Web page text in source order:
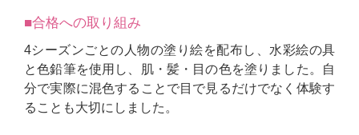
■合格への取り組み
4シーズンごとの人物の塗り絵を配布し、水彩絵の具
と色鉛筆を使用し、肌・髪・目の色を塗りました。自
分で実際に混色することで目で見るだけでなく体験す
ることも大切にしました。